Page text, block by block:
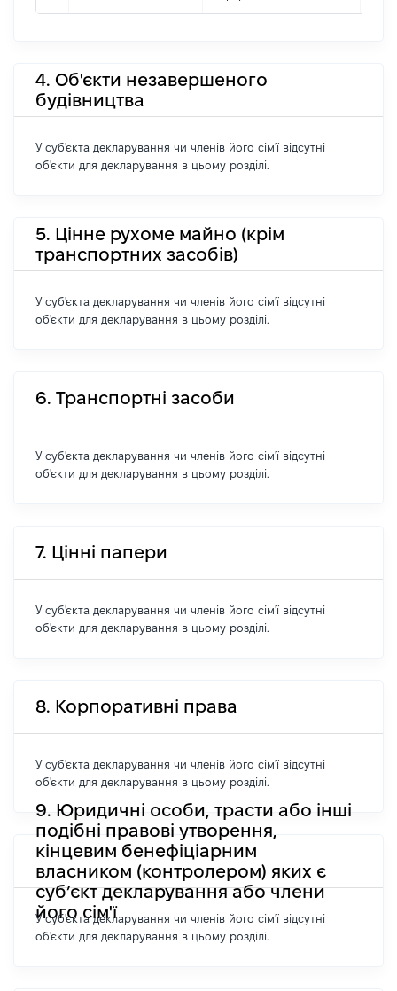
4. Об'єкти незавершеного
будівництва
У суб'єкта декларування чи членів його сім'ї відсутні
об'єкти для декларування в цьому розділі.
5. Цінне рухоме майно (крім
транспортних засобів)
У суб'єкта декларування чи членів його сім'ї відсутні
об'єкти для декларування в цьому розділі.
6. Транспортні засоби
У суб'єкта декларування чи членів його сім'ї відсутні
об'єкти для декларування в цьому розділі.
7. Цінні папери
У суб'єкта декларування чи членів його сім'ї відсутні
об'єкти для декларування в цьому розділі.
8. Корпоративні права
У суб'єкта декларування чи членів його сім'ї відсутні
об'єкти для декларування в цьому розділі.
9. Юридичні особи, трасти або інші
подібні правові утворення,
кінцевим бенефіціарним
власником (контролером) яких є
суб’єкт декларування або члени
його сім'ї
У суб'єкта декларування чи членів його сім'ї відсутні
об'єкти для декларування в цьому розділі.